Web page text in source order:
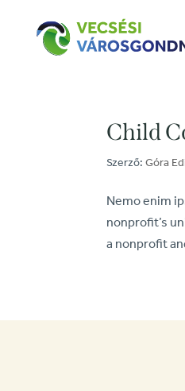
Child
Szerző:Góra
Nemo enim
nonprofit’s
a nonprofit